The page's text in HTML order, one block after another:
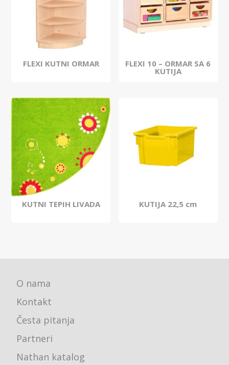
FLEXI KUTNI ORMAR FLEXI 10 – ORMAR SA 6
KUTIJA
KUTNI TEPIH LIVADA KUTIJA 22,5 cm
O nama
Kontakt
Česta pitanja
Partneri
Nathan katalog